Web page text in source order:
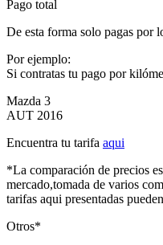
Pago total
De esta forma solo pagas por
Por ejemplo:
Si contratas tu pago por
Mazda 3
AUT 2016
Encuentra tu tarifa aqui
*La comparación de precios
mercado,tomada de varios
tarifas aqui presentadas
Otros*